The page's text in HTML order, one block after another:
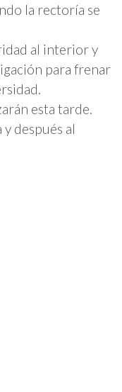
la rectoría se
al interior y
para frenar
esta tarde.
después al